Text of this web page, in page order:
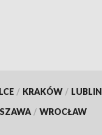
/ KRAKÓW / LUBLIN
/ WROCŁAW